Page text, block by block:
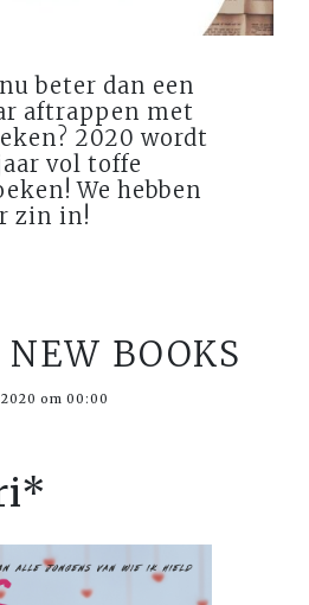
beter dan een
aftrappen met
2020 wordt
vol toffe
We hebben
zin in!
BOOKS
om 00:00